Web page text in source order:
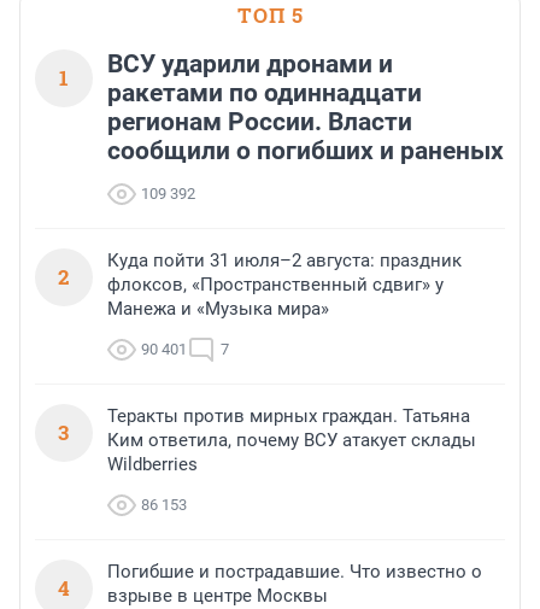
ТОП 5
1
ВСУ ударили дронами и
ракетами по одиннадцати
регионам России. Власти
сообщили о погибших и раненых
109 392
2
Куда пойти 31 июля–2 августа: праздник
флоксов, «Пространственный сдвиг» у
Манежа и «Музыка мира»
90 401 7
3
Теракты против мирных граждан. Татьяна
Ким ответила, почему ВСУ атакует склады
Wildberries
86 153
4
Погибшие и пострадавшие. Что известно о
взрыве в центре Москвы